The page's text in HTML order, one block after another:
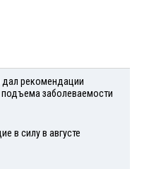
дал рекомендации
заболеваемости
в силу в августе